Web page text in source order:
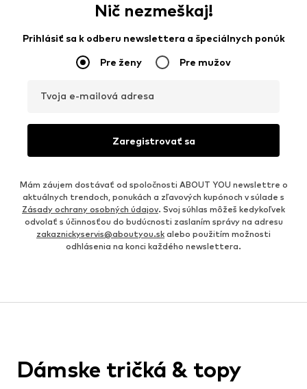
Nič nezmeškaj!
Prihlásiť sa k odberu newslettera a špeciálnych ponúk
Pre ženy Pre mužov
Tvoja e-mailová adresa
Zaregistrovať sa
Mám záujem dostávať od spoločnosti ABOUT YOU newslettre o
aktuálnych trendoch, ponukách a zľavových kupónoch v súlade s
Zásady ochrany osobných údajov. Svoj súhlas môžeš kedykoľvek
odvolať s účinnosťou do budúcnosti zaslaním správy na adresu
zakaznickyservis@aboutyou.sk alebo použitím možnosti
odhlásenia na konci každého newslettera.
Dámske tričká & topy